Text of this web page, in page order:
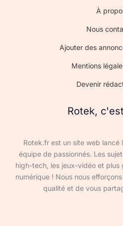
À
Nous
Ajouter des
Mentions
Devenir
Rotek,
Rotek.fr est un site web lancé
équipe de passionnés. Les
high-tech, les jeux-vidéo et plus
numérique ! Nous nous
qualité et de vous